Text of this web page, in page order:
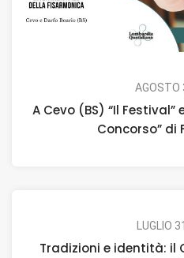
AGOSTO
A Cevo (BS) “Il Festival”
Concorso” di
LUGLIO
Tradizioni e identità: il